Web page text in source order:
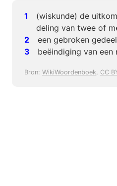
(wiskunde) de
deling van twee of
een gebroken
beëindiging van een
Bron: WikiWoordenboek, CC